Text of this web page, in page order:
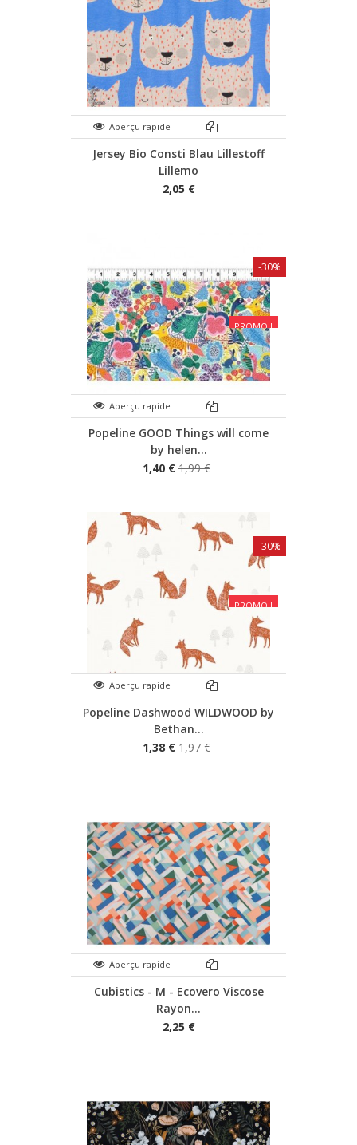
Aperçu rapide
Jersey Bio Consti Blau Lillestoff
Lillemo
2,05 €
PROMO !
Aperçu rapide
Popeline GOOD Things will come
by helen...
1,40 € 1,99 €
-30%
PROMO !
Aperçu rapide
Popeline Dashwood WILDWOOD by
Bethan...
1,38 € 1,97 €
-30%
Aperçu rapide
Cubistics - M - Ecovero Viscose
Rayon...
2,25 €